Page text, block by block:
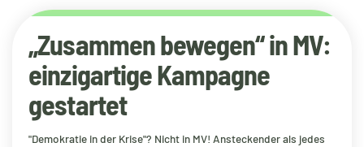
„Zusammen bewegen“ in MV:
einzigartige Kampagne
gestartet
"Demokratie in der Krise"? Nicht in MV! Ansteckender als jedes